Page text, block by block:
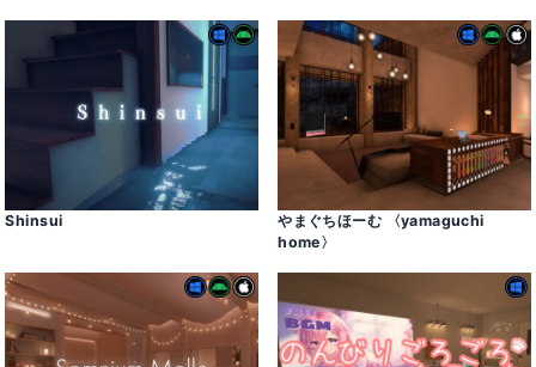
Shinsui
やまぐちほーむ 〈yamaguchi
home〉